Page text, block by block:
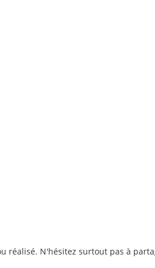
réalisé. N'hésitez surtout pas à